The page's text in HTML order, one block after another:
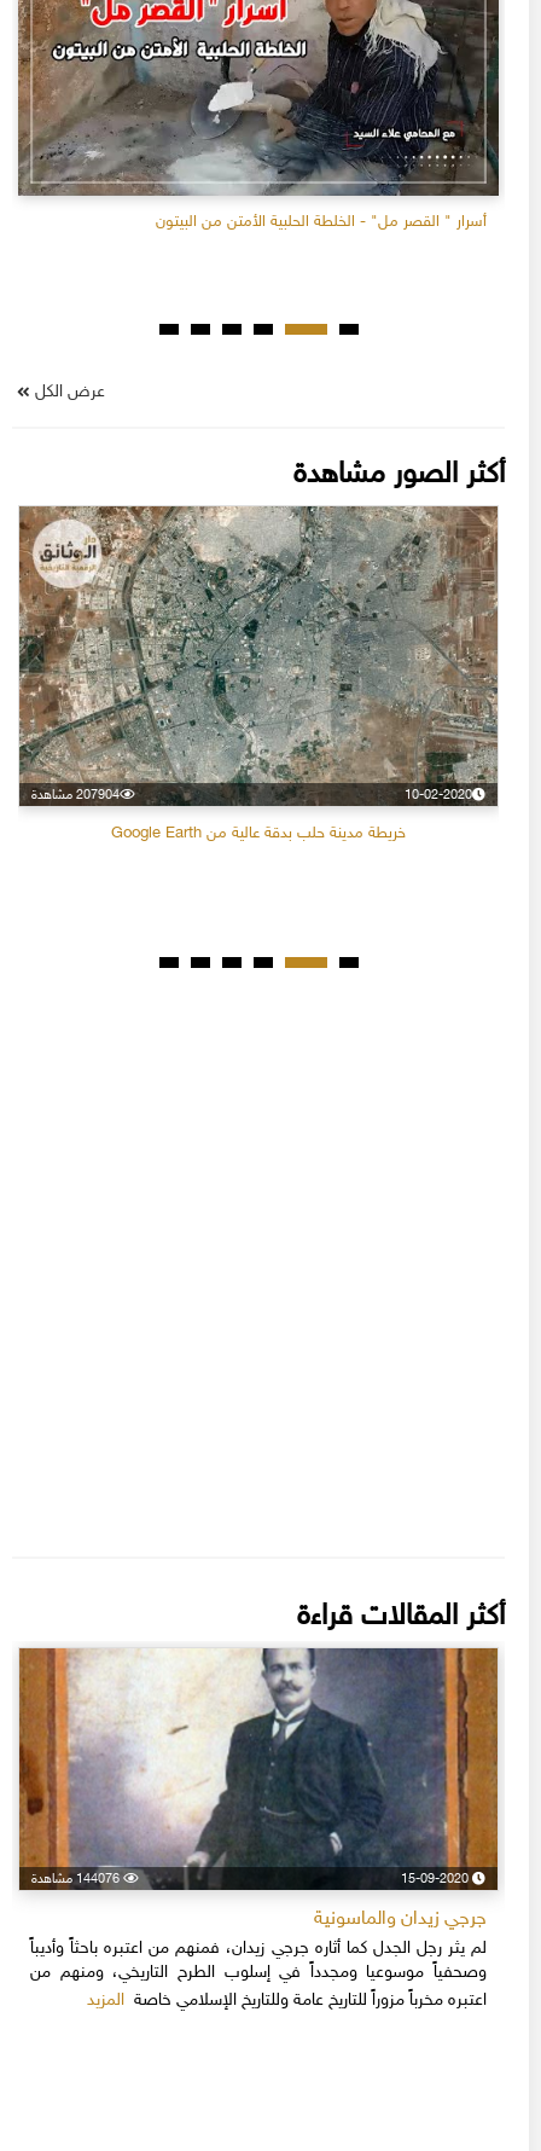
أسرار " القصر مل" - الخلطة الحلبية الأمتن من البيتون
عرض الكل
أكثر الصور مشاهدة
10-02-2020 207904 مشاهدة
خريطة مدينة حلب بدقة عالية من Google Earth
أكثر المقالات قراءة
15-09-2020 144076 مشاهدة
جرجي زيدان والماسونية
لم يثر رجل الجدل كما أثاره جرجي زيدان، فمنهم من اعتبره باحثاً وأديباً
وصحفياً موسوعيا ومجدداً في إسلوب الطرح التاريخي، ومنهم من
اعتبره مخرباً مزوراً للتاريخ عامة وللتاريخ الإسلامي خاصةالمزيد